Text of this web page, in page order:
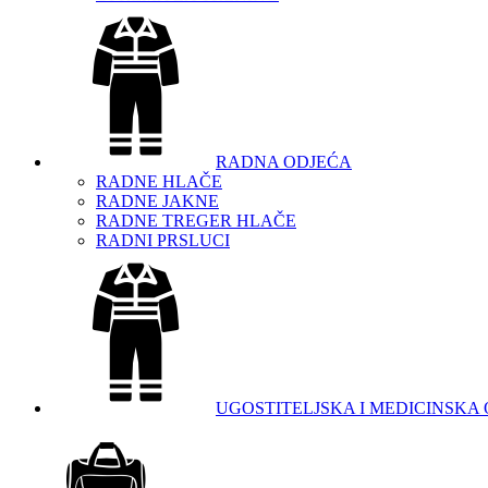
RADNA ODJEĆA
RADNE HLAČE
RADNE JAKNE
RADNE TREGER HLAČE
RADNI PRSLUCI
UGOSTITELJSKA I MEDICINSKA